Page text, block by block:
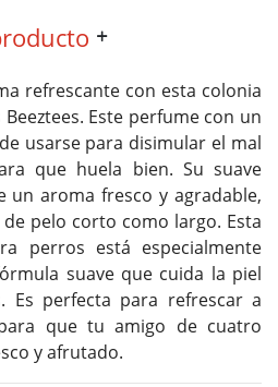
refrescante con esta colonia
Este perfume con un
usarse para disimular el mal
que huela bien. Su suave
un aroma fresco y agradable,
pelo corto como largo. Esta
perros está especialmente
suave que cuida la piel
Es perfecta para refrescar a
que tu amigo de cuatro
y afrutado.